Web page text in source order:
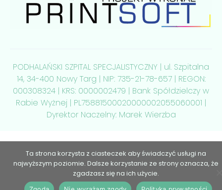
PODHALAŃSKI SZPITAL SPECJALISTYCZNY | ul. Szpitalna
14, 34-400 Nowy Targ | NIP: 735-21-78-657 | REGON:
000308324 | KRS: 0000002479 | Bank Spółdzielczy w
Rabie Wyżnej | PL75881500020000002055060001 |
Dyrektor Naczelny: Marek Wierzba
Ta strona korzysta z ciasteczek aby świadczyć usługi na
najwyższym poziomie. Dalsze korzystanie ze strony oznacza, że
zgadzasz się na ich użycie.